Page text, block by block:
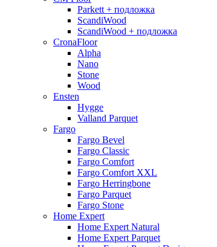
Parkett + подложка
ScandiWood
ScandiWood + подложка
CronaFloor
Alpha
Nano
Stone
Wood
Ensten
Hygge
Valland Parquet
Fargo
Fargo Bevel
Fargo Classic
Fargo Comfort
Fargo Comfort XXL
Fargo Herringbone
Fargo Parquet
Fargo Stone
Home Expert
Home Expert Natural
Home Expert Parquet